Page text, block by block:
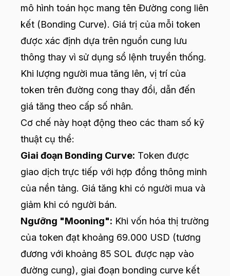
mô hình toán học mang tên Đường cong liên
kết (Bonding Curve). Giá trị của mỗi token
được xác định dựa trên nguồn cung lưu
thông thay vì sử dụng sổ lệnh truyền thống.
Khi lượng người mua tăng lên, vị trí của
token trên đường cong thay đổi, dẫn đến
giá tăng theo cấp số nhân.
Cơ chế này hoạt động theo các tham số kỹ
thuật cụ thể:
Giai đoạn Bonding Curve: Token được
giao dịch trực tiếp với hợp đồng thông minh
của nền tảng. Giá tăng khi có người mua và
giảm khi có người bán.
Ngưỡng "Mooning": Khi vốn hóa thị trường
của token đạt khoảng 69.000 USD (tương
đương với khoảng 85 SOL được nạp vào
đường cung), giai đoạn bonding curve kết